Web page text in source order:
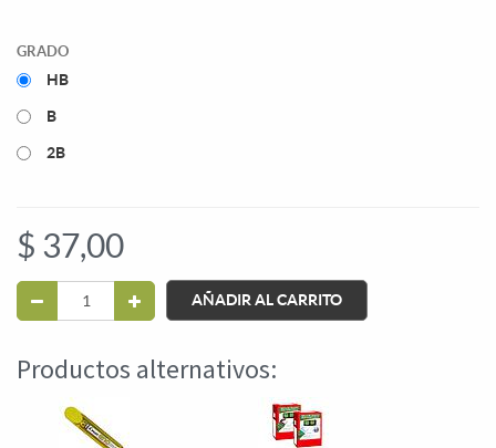
GRADO
HB
B
2B
$ 37,00
AÑADIR AL CARRITO
Productos alternativos: